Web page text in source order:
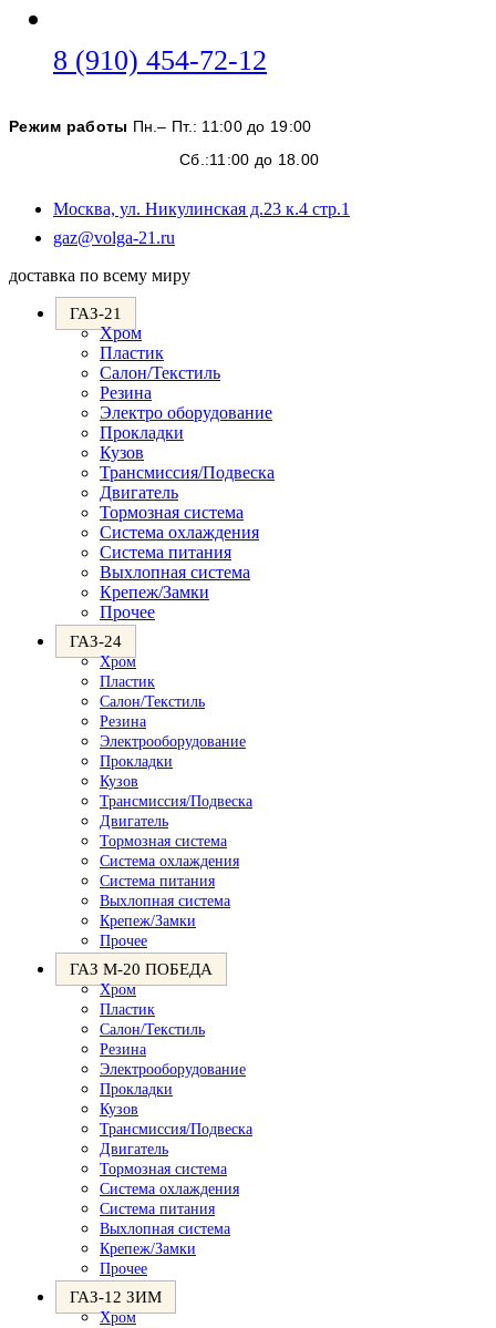
8 (910) 454-72-12
вашем
приложении
Режим работы Пн.– Пт.: 11:00 до 19:00
Сб.:11:00 до 18.00
Москва, ул. Никулинская д.23 к.4 стр.1
gaz@volga-21.ru
вашем
доставка по всему миру
ГАЗ-21
Хром
Пластик
Салон/Текстиль
Резина
Электро оборудование
Прокладки
Кузов
Трансмиссия/Подвеска
Двигатель
Тормозная система
Система охлаждения
Система питания
Выхлопная система
Крепеж/Замки
Прочее
ГАЗ-24
Хром
Пластик
Салон/Текстиль
Резина
Электрооборудование
Прокладки
Кузов
Трансмиссия/Подвеска
Двигатель
Тормозная система
Система охлаждения
Система питания
Выхлопная система
Крепеж/Замки
Прочее
ГАЗ М-20 ПОБЕДА
Хром
Пластик
Салон/Текстиль
Резина
Электрооборудование
Прокладки
Кузов
Трансмиссия/Подвеска
Двигатель
Тормозная система
Система охлаждения
Система питания
Выхлопная система
Крепеж/Замки
Прочее
ГАЗ-12 ЗИМ
Хром